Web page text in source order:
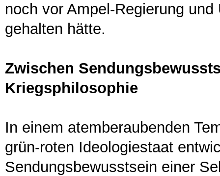
noch vor Ampel-Regierung
gehalten hätte.
Zwischen
Kriegsphilosophie
In einem atemberaubenden
grün-roten Ideologiestaat
Sendungsbewusstsein einer